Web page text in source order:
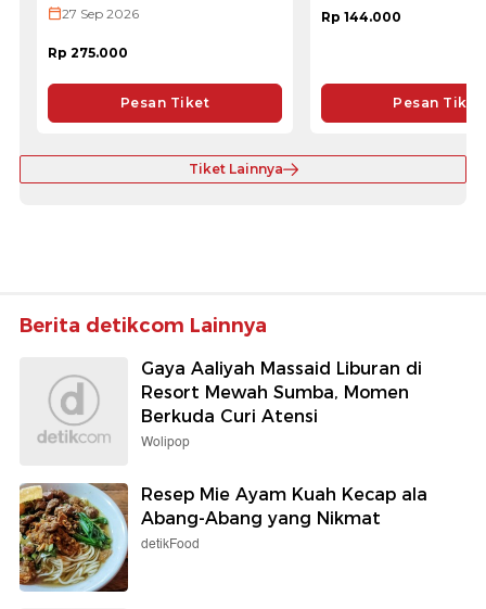
27 Sep 2026
Rp 275.000
Pesan Tiket
Rp 144.000
Pesan Tiket
Tiket Lainnya
Berita detikcom Lainnya
Gaya Aaliyah Massaid Liburan di
Resort Mewah Sumba, Momen
Berkuda Curi Atensi
Wolipop
Resep Mie Ayam Kuah Kecap ala
Abang-Abang yang Nikmat
detikFood